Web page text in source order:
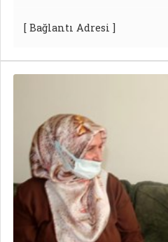
[ Bağlantı Adresi ]